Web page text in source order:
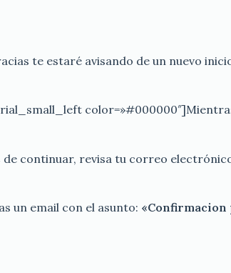
te estaré avisando de un nuevo
continuar, revisa tu correo
un email con el asunto: «Confirmacion